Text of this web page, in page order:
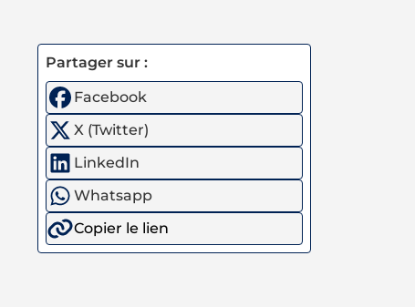
Partager sur :
Facebook
X (Twitter)
LinkedIn
Whatsapp
Copier le lien